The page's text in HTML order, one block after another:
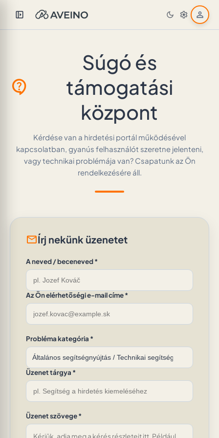
left_panel_open dark_mode settings person
contact_support
Súgó és
támogatási
központ
Kérdése van a hirdetési portál működésével
kapcsolatban, gyanús felhasználót szeretne jelenteni,
vagy technikai problémája van? Csapatunk az Ön
rendelkezésére áll.
mailÍrj nekünk üzenetet
A neved / beceneved *
Az Ön elérhetőségi e-mail címe *
Probléma kategória *
Üzenet tárgya *
Üzenet szövege *